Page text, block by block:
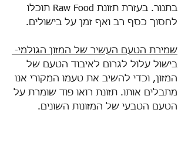
בתנור. בעזרת תזונת Raw Food תוכלו
לחסוך כסף רב ואף זמן על בישולים.
שמירת הטעם העשיר של המזון הגולמי-
בישול עלול לגרום לאיבוד הטעם של
המזון, וכדי להשיב את טעמו המקורי אנו
מתבלים אותו. תזונת רואו פוד שומרת על
הטעם הטבעי של המזונות השונים.